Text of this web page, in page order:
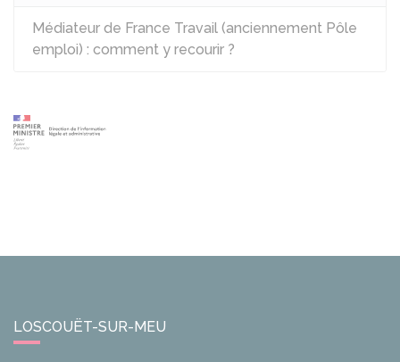
Médiateur de France Travail (anciennement Pôle
emploi) : comment y recourir ?
LOSCOUËT-SUR-MEU